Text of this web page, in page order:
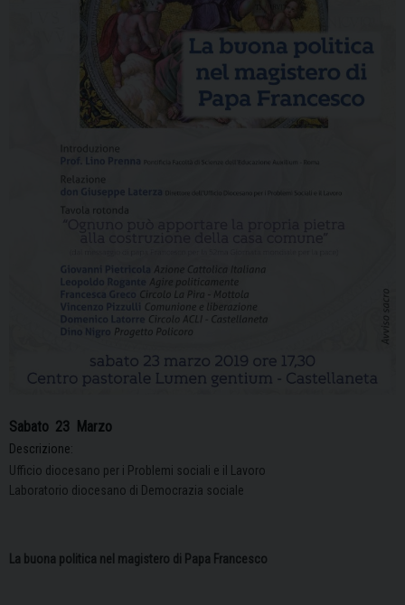
Sabato 23 Marzo
Descrizione:
Ufficio diocesano per i Problemi sociali e il Lavoro
Laboratorio diocesano di Democrazia sociale
La buona politica nel magistero di Papa Francesco